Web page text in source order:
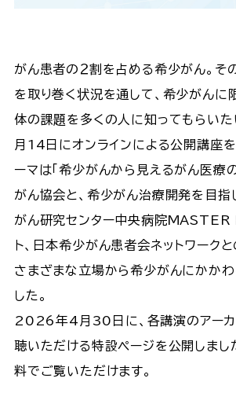
がん患者の２割を占める希少がん。そ
を取り巻く状況を通して、希少がんに
体の課題を多くの人に知ってもらい
月14日にオンラインによる公開講座を
ーマは「希少がんから見えるがん医療
がん協会と、希少がん治療開発を目
がん研究センター中央病院MASTER
ト、日本希少がん患者会ネットワークと
さまざまな立場から希少がんにかか
した。
2026年4月30日に、各講演のアーカ
聴いただける特設ページを公開しまし
料でご覧いただけます。